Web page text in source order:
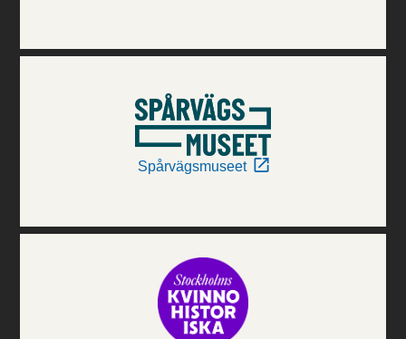
Spårvägsmuseet